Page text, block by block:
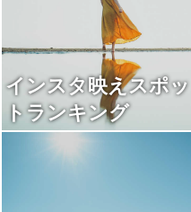
インスタ映えスポッ
トランキング